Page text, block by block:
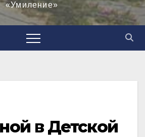
«Умиление»
в Детской